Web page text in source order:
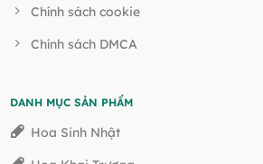
Chính sách cookie
Chính sách DMCA
DANH MỤC SẢN PHẨM
Hoa Sinh Nhật